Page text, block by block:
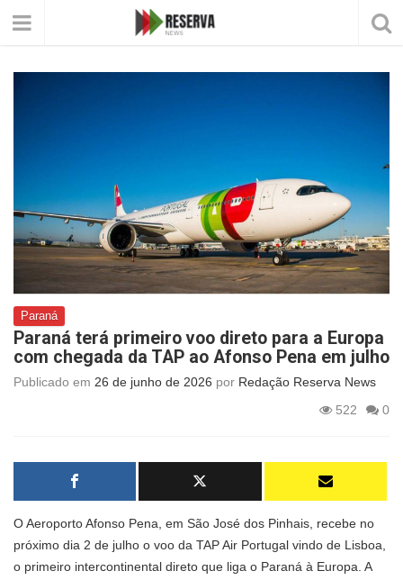
Paraná
Paraná terá primeiro voo direto para a Europa
com chegada da TAP ao Afonso Pena em julho
Publicado em 26 de junho de 2026 por Redação Reserva News
522
0
O Aeroporto Afonso Pena, em São José dos Pinhais, recebe no
próximo dia 2 de julho o voo da TAP Air Portugal vindo de Lisboa,
o primeiro intercontinental direto que liga o Paraná à Europa. A